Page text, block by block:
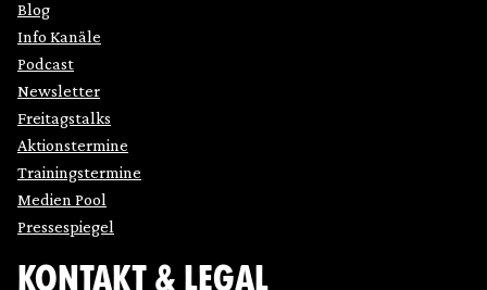
Blog
Info Kanäle
Podcast
Newsletter
Freitagstalks
Aktionstermine
Trainingstermine
Medien Pool
Pressespiegel
KONTAKT & LEGAL